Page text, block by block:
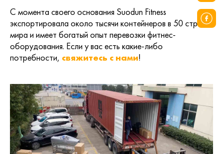
С момента своего основания Suodun Fitness
экспортировала около тысячи контейнеров в 50 стран
мира и имеет богатый опыт перевозки фитнес-
оборудования. Если у вас есть какие-либо
потребности, свяжитесь с нами!